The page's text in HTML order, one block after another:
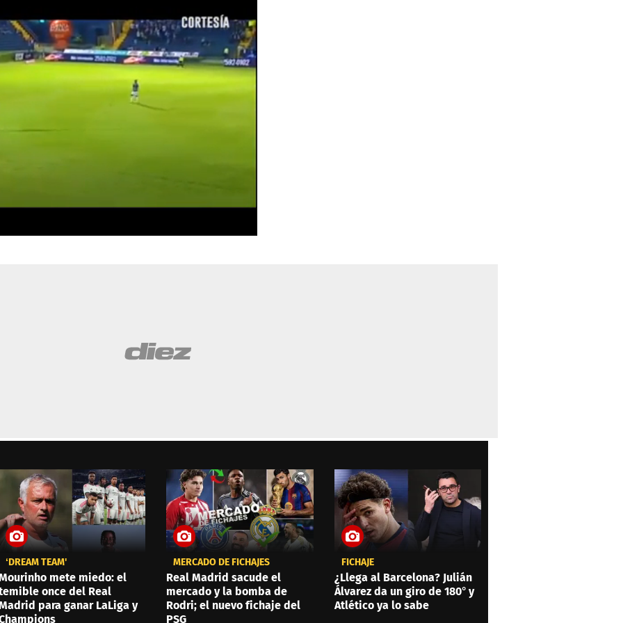
‘DREAM TEAM'
mete miedo: el
once del Real
para ganar LaLiga y
MERCADO DE FICHAJES
Real Madrid sacude el
mercado y la bomba de
Rodri; el nuevo fichaje del
PSG
FICHAJE
¿Llega al Barcelona? Julián
Álvarez da un giro de 180° y
Atlético ya lo sabe